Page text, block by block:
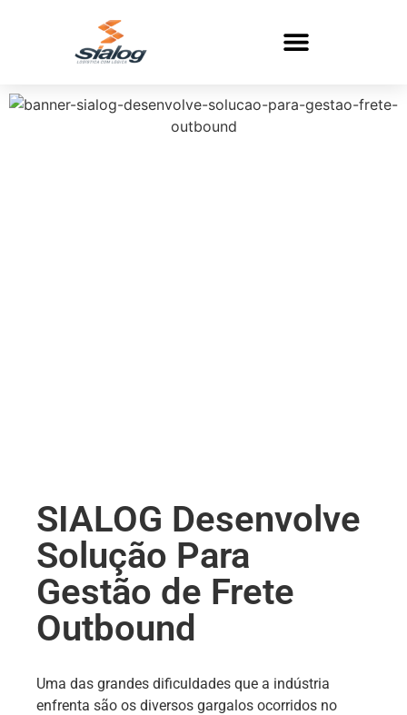
SIALOG Desenvolve
Solução Para
Gestão de Frete
Outbound
Uma das grandes dificuldades que a indústria
enfrenta são os diversos gargalos ocorridos no